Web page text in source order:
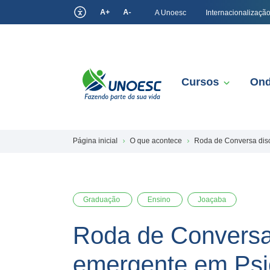
A+ A- A Unoesc Internacionalização
Cursos
Página inicial O que acontece Roda de Conversa
Graduação Ensino Joaçaba
Roda de
emergente em